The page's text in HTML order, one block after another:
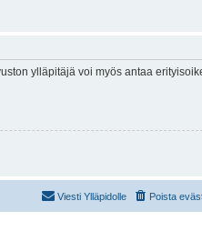
ylläpitäjä voi myös antaa
Poista
Viesti Ylläpidolle